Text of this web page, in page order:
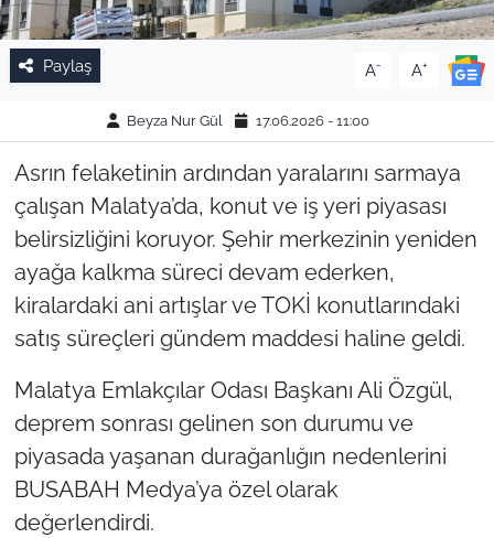
Paylaş A- A+
Beyza Nur Gül 17.06.2026 - 11:00
Asrın felaketinin ardından yaralarını sarmaya
çalışan Malatya’da, konut ve iş yeri piyasası
belirsizliğini koruyor. Şehir merkezinin yeniden
ayağa kalkma süreci devam ederken,
kiralardaki ani artışlar ve TOKİ konutlarındaki
satış süreçleri gündem maddesi haline geldi.
Malatya Emlakçılar Odası Başkanı Ali Özgül,
deprem sonrası gelinen son durumu ve
piyasada yaşanan durağanlığın nedenlerini
BUSABAH Medya’ya özel olarak
değerlendirdi.